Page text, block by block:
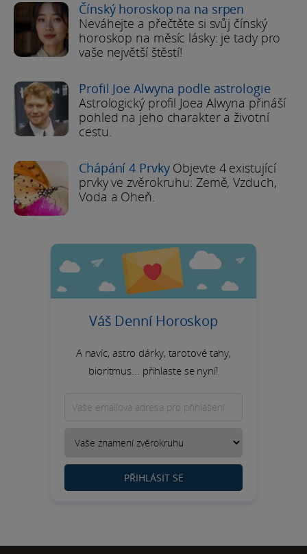
Čínský horoskop na na srpen
Neváhejte a přečtěte si svůj čínský
horoskop na měsíc lásky: je tady pro
vaše největší štěstí!
Profil Joe Alwyna podle astrologie
Astrologický profil Joea Alwyna přináší
pohled na jeho charakter a životní
cestu.
Chápání 4 Prvky Objevte 4 existující
prvky ve zvěrokruhu: Země, Vzduch,
Voda a Oheň.
Váš Denní Horoskop
A navíc, astro dárky, tarotové tahy,
bioritmus... přihlaste se nyní!
PŘIHLÁSIT SE